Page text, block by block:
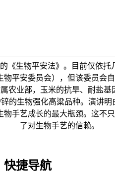
《生物平安法》。目前仅依托
物平安委员会），但该委员会
农业部，玉米的抗旱、耐盐基
的生物强化高粱品种。演讲
物手艺成长的最大瓶颈。这不
了对生物手艺的信赖。
快捷导航